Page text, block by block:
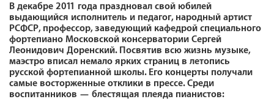
В декабре 2011 года праздновал свой юбилей
выдающийся исполнитель и педагог, народный артист
РСФСР, профессор, заведующий кафедрой специального
фортепиано Московской консерватории Сергей
Леонидович Доренский. Посвятив всю жизнь музыке,
маэстро вписал немало ярких страниц в летопись
русской фортепианной школы. Его концерты получали
самые восторженные отклики в прессе. Среди
воспитанников — блестящая плеяда пианистов: